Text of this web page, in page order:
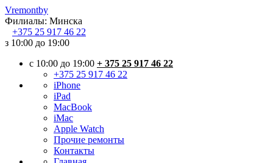
Vremontby
Филиалы: Минска
+375 25 917 46 22
з 10:00 до 19:00
c 10:00 до 19:00 + 375 25 917 46 22
+375 25 917 46 22
iPhone
iPad
MacBook
iMac
Apple Watch
Прочие ремонты
Контакты